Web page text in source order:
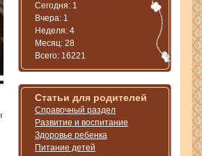
Сегодня: 1
Вчера: 1
Неделя: 4
Месяц: 28
Всего: 16221
Статьи для родителей
Справочный раздел
Развитие и воспитание
Здоровье ребенка
Питание детей